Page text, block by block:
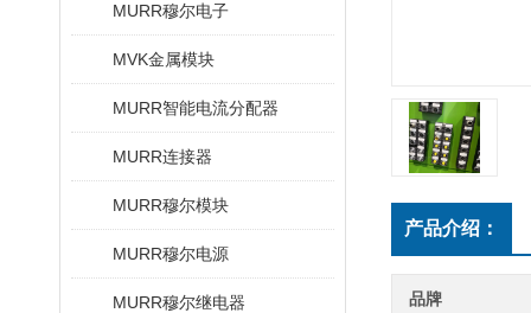
MURR穆尔电子
MVK金属模块
MURR智能电流分配器
MURR连接器
MURR穆尔模块
MURR穆尔电源
MURR穆尔继电器
产品介绍：
品牌